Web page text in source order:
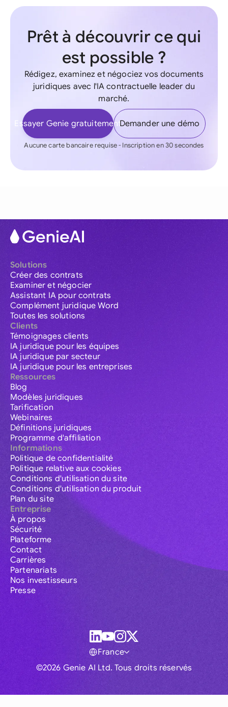
Prêt à découvrir ce qui
est possible ?
Rédigez, examinez et négociez vos documents
juridiques avec l'IA contractuelle leader du
marché.
Essayer Genie gratuitementDemander une démo
Aucune carte bancaire requise - Inscription en 30 secondes
Solutions
Créer des contrats
Examiner et négocier
Assistant IA pour contrats
Complément juridique Word
Toutes les solutions
Clients
Témoignages clients
IA juridique pour les équipes
IA juridique par secteur
IA juridique pour les entreprises
Ressources
Blog
Modèles juridiques
Tarification
Webinaires
Définitions juridiques
Programme d'affiliation
Informations
Politique de confidentialité
Politique relative aux cookies
Conditions d'utilisation du site
Conditions d'utilisation du produit
Plan du site
Entreprise
À propos
Sécurité
Plateforme
Contact
Carrières
Partenariats
Nos investisseurs
Presse
©2026 Genie AI Ltd. Tous droits réservés
France
Global